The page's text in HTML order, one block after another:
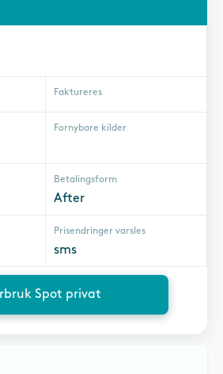
Faktureres
Fornybare kilder
Betalingsform
After
Prisendringer varsles
sms
Spot privat